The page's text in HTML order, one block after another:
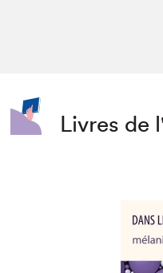
Livres de